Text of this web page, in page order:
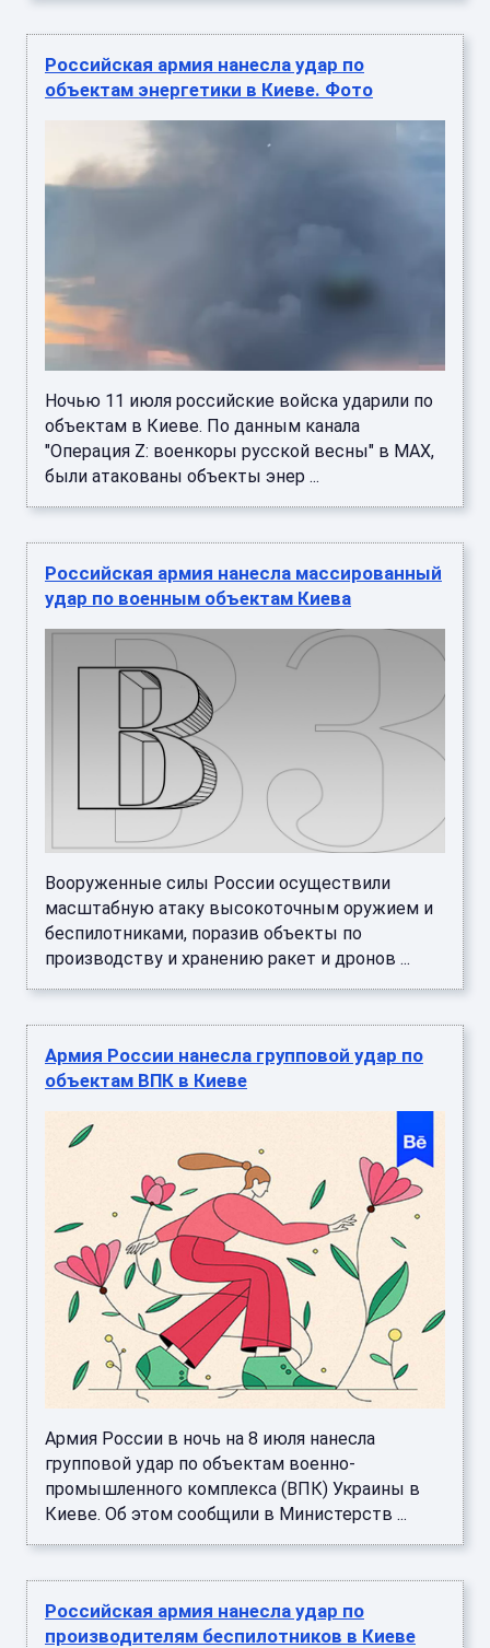
Российская армия нанесла удар по
объектам энергетики в Киеве. Фото
Ночью 11 июля российские войска ударили по
объектам в Киеве. По данным канала
"Операция Z: военкоры русской весны" в MAX,
были атакованы объекты энер ...
Российская армия нанесла массированный
удар по военным объектам Киева
Вооруженные силы России осуществили
масштабную атаку высокоточным оружием и
беспилотниками, поразив объекты по
производству и хранению ракет и дронов ...
Армия России нанесла групповой удар по
объектам ВПК в Киеве
Армия России в ночь на 8 июля нанесла
групповой удар по объектам военно-
промышленного комплекса (ВПК) Украины в
Киеве. Об этом сообщили в Министерств ...
Российская армия нанесла удар по
производителям беспилотников в Киеве